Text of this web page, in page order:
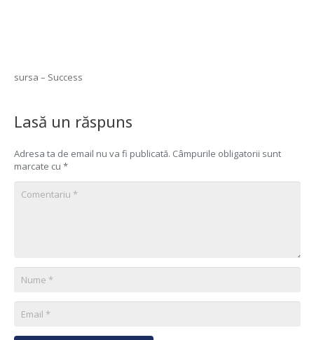
sursa – Success
Lasă un răspuns
Adresa ta de email nu va fi publicată. Câmpurile obligatorii sunt
marcate cu *